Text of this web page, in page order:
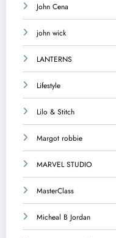
John Cena
john wick
LANTERNS
Lifestyle
Lilo & Stitch
Margot robbie
MARVEL STUDIO
MasterClass
Micheal B Jordan